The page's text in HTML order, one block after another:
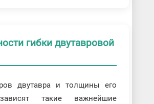
гибки двутавровой
двутавра и толщины его
такие важнейшие